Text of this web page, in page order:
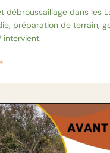
débroussaillage dans les
préparation de terrain,
intervient.